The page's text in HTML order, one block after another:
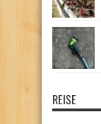
REISE